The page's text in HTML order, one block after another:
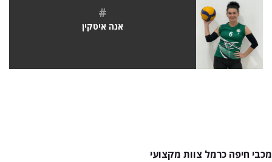
#
אנה איטקין
מכבי חיפה כרמל צוות מקצועי